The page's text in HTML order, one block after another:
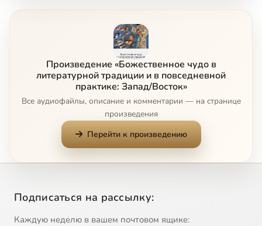
Произведение «Божественное чудо в
литературной традиции и в повседневной
практике: Запад/Восток»
Все аудиофайлы, описание и комментарии — на странице
произведения
Перейти к произведению
Подписаться на рассылку:
Каждую неделю в вашем почтовом ящике: